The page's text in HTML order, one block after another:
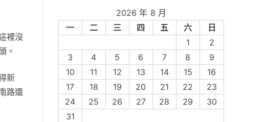
裡沒
。
新
路還
r
c
h
f
o
r
:
2026 年 8 月
一
二 三 四 五 六
日
1
2
3
4 5 6 7 8
9
10
11 12 13 14 15
16
17
18 19 20 21 22
23
24
25 26 27 28 29
30
31